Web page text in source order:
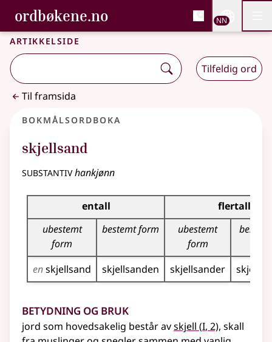
Gå til hovudinnhald
Tilgjenge
ordbøkene.no, Bokmålsordboka og
Bokmålsordboka og Nynorskordboka
NN
Artikkelside
Tilfeldig ord
Til framsida
Bokmålsordboka
skjellsand
substantivhankjønn
Bøyingstabell for dette substantivet
entall
flertall
ubestemt
form
bestemt form
ubestemt
form
enskjellsand skjellsanden skjellsander
Betydning og bruk
jord som hovedsakelig består avskjell (1
I, 2), skall